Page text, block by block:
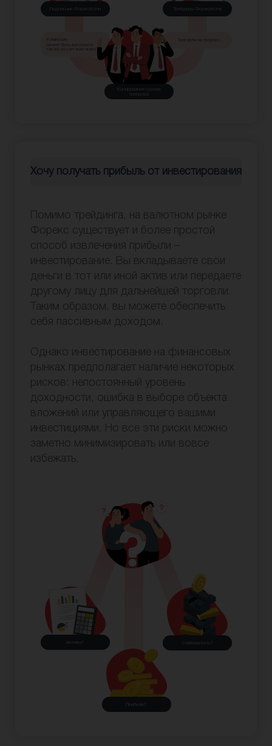
Подписчик ФорексКопи
Копирование сделок
трейдера
Трейдеры ФорексКопи
Торговля на форекс
Комиссия
(может быть выплачена
так же за счет компании)
Хочу получать прибыль от инвестирования
Помимо трейдинга, на валютном рынке
Форекс существует и более простой
способ извлечения прибыли –
инвестирование. Вы вкладываете свои
деньги в тот или иной актив или передаете
другому лицу для дальнейшей торговли.
Таким образом, вы можете обеспечить
себя пассивным доходом.
Однако инвестирование на финансовых
рынках предполагает наличие некоторых
рисков: непостоянный уровень
доходности, ошибка в выборе объекта
вложений или управляющего вашими
инвестициями. Но все эти риски можно
заметно минимизировать или вовсе
избежать.
Активы?
Прибыль?
Стабильность?